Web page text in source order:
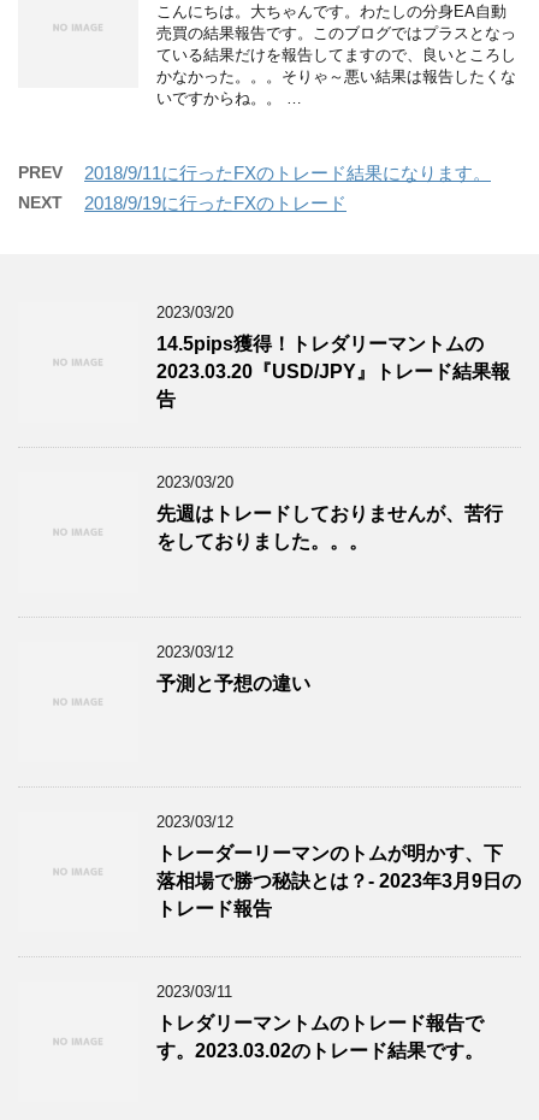
こんにちは。大ちゃんです。わたしの分身EA自動
売買の結果報告です。このブログではプラスとなっ
ている結果だけを報告してますので、良いところし
かなかった。。。そりゃ～悪い結果は報告したくな
いですからね。。 …
PREV 2018/9/11に行ったFXのトレード結果になります。
NEXT 2018/9/19に行ったFXのトレード
2023/03/20
14.5pips獲得！トレダリーマントムの
2023.03.20『USD/JPY』トレード結果報
告
2023/03/20
先週はトレードしておりませんが、苦行
をしておりました。。。
2023/03/12
予測と予想の違い
2023/03/12
トレーダーリーマンのトムが明かす、下
落相場で勝つ秘訣とは？- 2023年3月9日の
トレード報告
2023/03/11
トレダリーマントムのトレード報告で
す。2023.03.02のトレード結果です。